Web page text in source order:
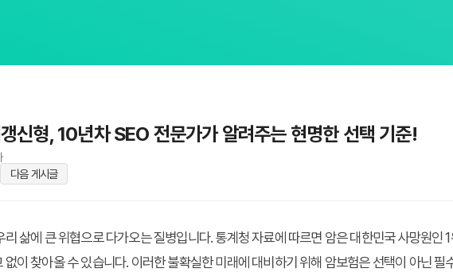
신형, 10년차 SEO 전문가가 알려주는 현명한 선택 기준!
다음 게시글
리 삶에 큰 위협으로 다가오는 질병입니다. 통계청 자료에 따르면 암은 대한민국 사망원인
없이 찾아올 수 있습니다. 이러한 불확실한 미래에 대비하기 위해 암보험은 선택이 아닌 필